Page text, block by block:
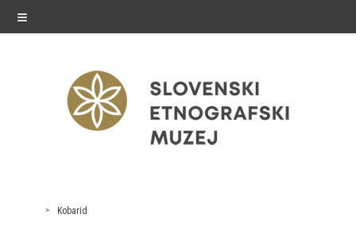
≡
razstaveKobarid